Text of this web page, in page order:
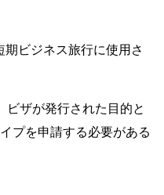
ビジネス旅行に使用さ
ビザが発行された目的と
プを申請する必要がある